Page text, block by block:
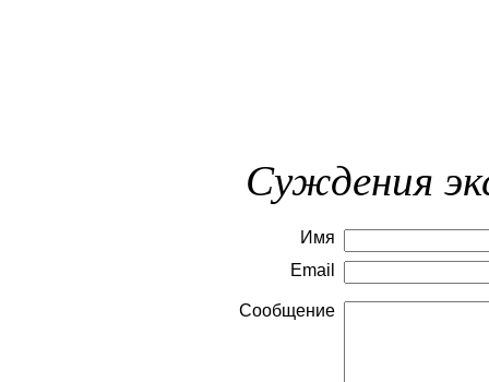
Суждения
Имя
Email
Сообщение